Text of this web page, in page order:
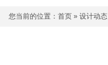
您当前的位置： 首页 » 设计动态